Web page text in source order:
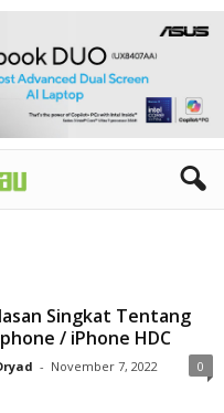
Singkat Tentang
/ iPhone HDC
- November 7, 2022 0